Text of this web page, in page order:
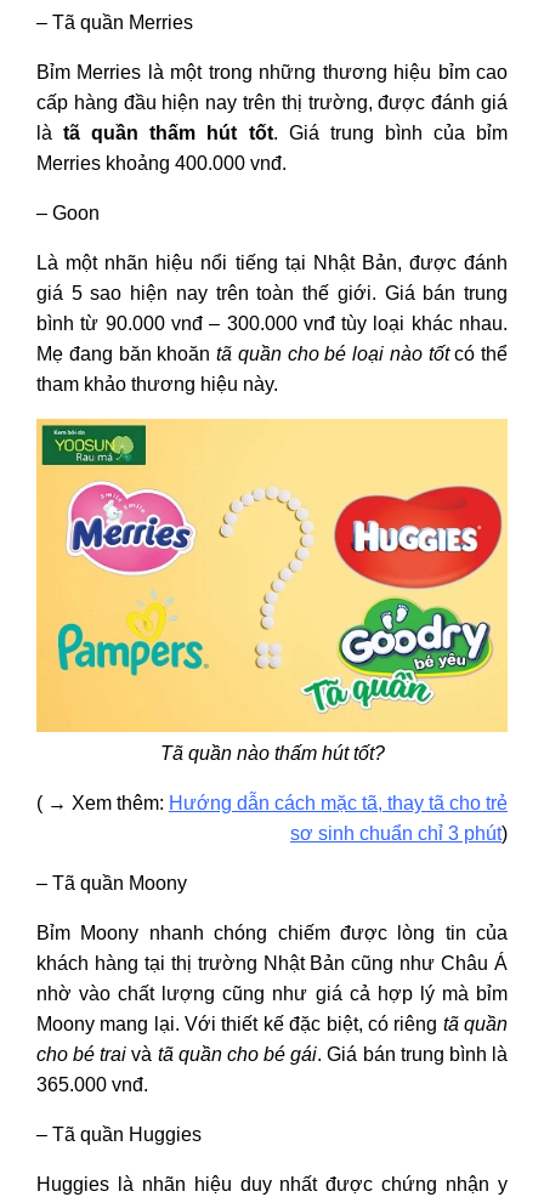
– Tã quần Merries
Bỉm Merries là một trong những thương hiệu bỉm cao
cấp hàng đầu hiện nay trên thị trường, được đánh giá
làtã quần thấm hút tốt. Giá trung bình của bỉm
Merries khoảng 400.000 vnđ.
– Goon
Là một nhãn hiệu nổi tiếng tại Nhật Bản, được đánh
giá 5 sao hiện nay trên toàn thế giới. Giá bán trung
bình từ 90.000 vnđ – 300.000 vnđ tùy loại khác nhau.
Mẹ đang băn khoăn tã quần cho bé loại nào tốt có thể
tham khảo thương hiệu này.
Tã quần nào thấm hút tốt?
( → Xem thêm: Hướng dẫn cách mặc tã, thay tã cho trẻ
sơ sinh chuẩn chỉ 3 phút)
– Tã quần Moony
Bỉm Moony nhanh chóng chiếm được lòng tin của
khách hàng tại thị trường Nhật Bản cũng như Châu Á
nhờ vào chất lượng cũng như giá cả hợp lý mà bỉm
Moony mang lại. Với thiết kế đặc biệt, có riêng tã quần
cho bé trai và tã quần cho bé gái. Giá bán trung bình là
365.000 vnđ.
– Tã quần Huggies
Huggies là nhãn hiệu duy nhất được chứng nhận y